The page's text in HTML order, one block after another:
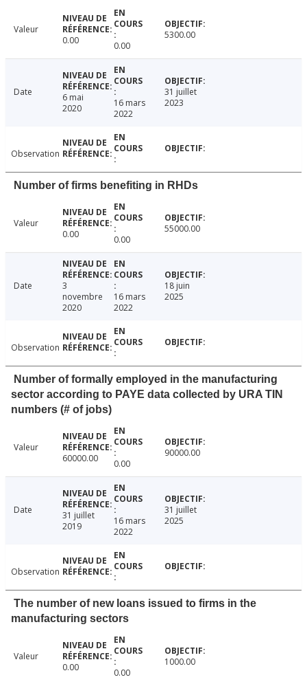
Valeur
0.00
0.00
5300.00
Date
6 mai
2020
16 mars
2022
31 juillet
2023
Observation
Number of firms benefiting in RHDs
Valeur
0.00
0.00
55000.00
Date
3
novembre
2020
16 mars
2022
18 juin
2025
Observation
Number of formally employed in the manufacturing
sector according to PAYE data collected by URA TIN
numbers (# of jobs)
Valeur
60000.00
0.00
90000.00
Date
31 juillet
2019
16 mars
2022
31 juillet
2025
Observation
The number of new loans issued to firms in the
manufacturing sectors
Valeur
0.00
0.00
1000.00